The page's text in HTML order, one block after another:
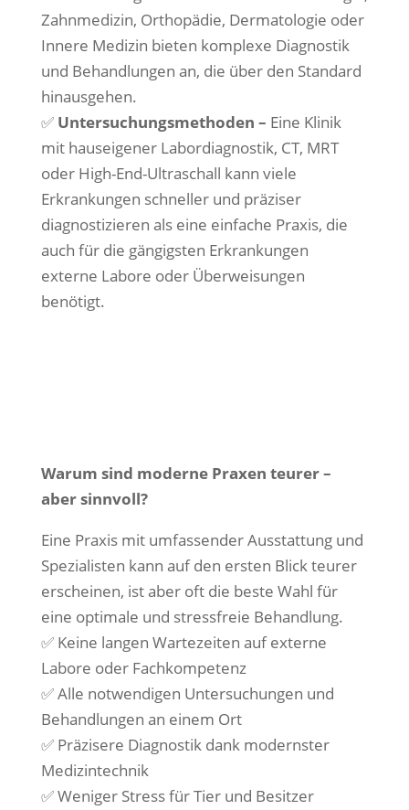
Zahnmedizin, Orthopädie, Dermatologie oder
Innere Medizin bieten komplexe Diagnostik
und Behandlungen an, die über den Standard
hinausgehen.
✅Untersuchungsmethoden – Eine Klinik
mit hauseigener Labordiagnostik, CT, MRT
oder High-End-Ultraschall kann viele
Erkrankungen schneller und präziser
diagnostizieren als eine einfache Praxis, die
auch für die gängigsten Erkrankungen
externe Labore oder Überweisungen
benötigt.
Warum sind moderne Praxen teurer –
aber sinnvoll?
Eine Praxis mit umfassender Ausstattung und
Spezialisten kann auf den ersten Blick teurer
erscheinen, ist aber oft die beste Wahl für
eine optimale und stressfreie Behandlung.
✅ Keine langen Wartezeiten auf externe
Labore oder Fachkompetenz
✅ Alle notwendigen Untersuchungen und
Behandlungen an einem Ort
✅ Präzisere Diagnostik dank modernster
Medizintechnik
✅ Weniger Stress für Tier und Besitzer